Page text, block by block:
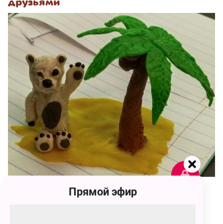
друзьями
Прямой эфир